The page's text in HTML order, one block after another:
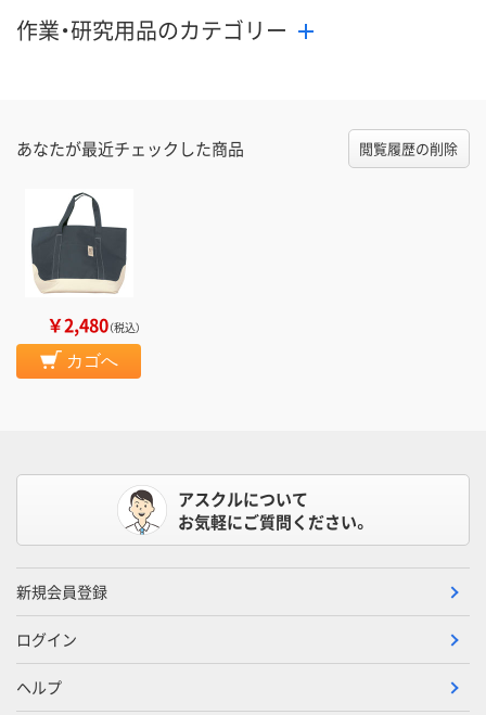
作業・研究用品のカテゴリー
あなたが最近チェックした商品 閲覧履歴の削除
￥2,480（税込）
カゴへ
アスクルについて
お気軽にご質問ください。
新規会員登録
ログイン
ヘルプ